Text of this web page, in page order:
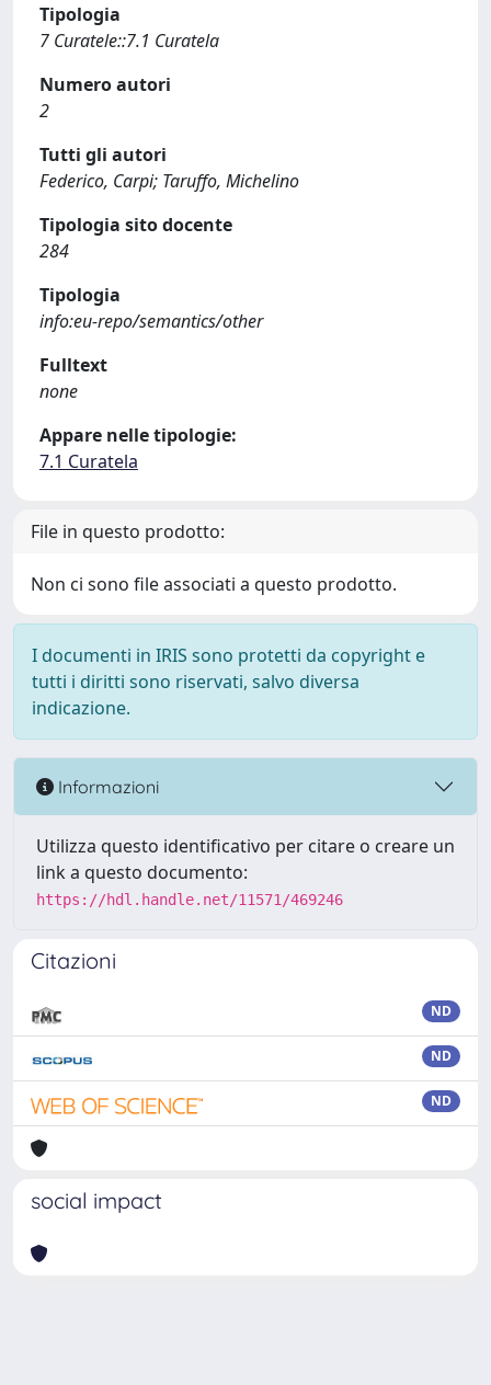
Tipologia
7 Curatele::7.1 Curatela
Numero autori
2
Tutti gli autori
Federico, Carpi; Taruffo, Michelino
Tipologia sito docente
284
Tipologia
info:eu-repo/semantics/other
Fulltext
none
Appare nelle tipologie:
7.1 Curatela
File in questo prodotto:
Non ci sono file associati a questo prodotto.
I documenti in IRIS sono protetti da copyright e
tutti i diritti sono riservati, salvo diversa
indicazione.
Informazioni
Utilizza questo identificativo per citare o creare un
link a questo documento:
https://hdl.handle.net/11571/469246
Citazioni
ND
ND
ND
social impact